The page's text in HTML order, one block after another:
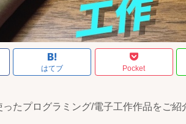
はてブ Pocket
ったプログラミング/電子工作作品をご紹